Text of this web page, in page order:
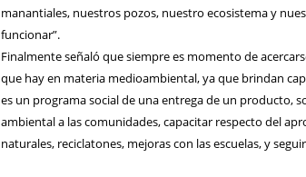
manantiales, nuestros pozos, nuestro ecosistema y
funcionar”.
Finalmente señaló que siempre es momento de
que hay en materia medioambiental, ya que brindan
es un programa social de una entrega de un producto,
ambiental a las comunidades, capacitar respecto del
naturales, reciclatones, mejoras con las escuelas, y